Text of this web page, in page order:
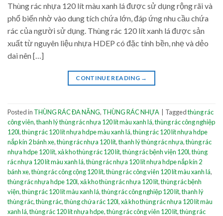
Thùng rác nhựa 120 lít màu xanh lá được sử dụng rộng rãi và
phổ biến nhờ vào dung tích chứa lớn, đáp ứng nhu cầu chứa
rác của người sử dụng. Thùng rác 120 lít xanh lá được sản
xuất từ nguyên liệu nhựa HDEP có đặc tính bền, nhẹ và dẻo
dai nên […]
CONTINUE READING →
Posted in THÙNG RÁC ĐA NĂNG, THÙNG RÁC NHỰA Taggedthùng rác
công viên,thanh lý thùng rác nhựa 120 lít màu xanh lá,thùng rác công nghiệp
120l,thùng rác 120 lít nhựa hdpe màu xanh lá,thùng rác 120 lít nhựa hdpe
nắp kín 2 bánh xe,thùng rác nhựa 120 lít,thanh lý thùng rác nhựa,thùng rác
nhựa hdpe 120 lít,xả kho thùng rác 120 lít,thùng rác bệnh viện 120l,thùng
rác nhựa 120 lít màu xanh lá,thùng rác nhựa 120 lít nhựa hdpe nắp kín 2
bánh xe,thùng rác công cộng 120 lít,thùng rác công viên 120 lít màu xanh lá,
thùng rác nhựa hdpe 120l,xả kho thùng rác nhựa 120 lít,thùng rác bệnh
viện,thùng rác 120 lít màu xanh lá,thùng rác công nghiệp 120 lít,thanh lý
thùng rác,thùng rác,thùng chứa rác 120l,xả kho thùng rác nhựa 120 lít màu
xanh lá,thùng rác 120 lít nhựa hdpe,thùng rác công viên 120 lít,thùng rác